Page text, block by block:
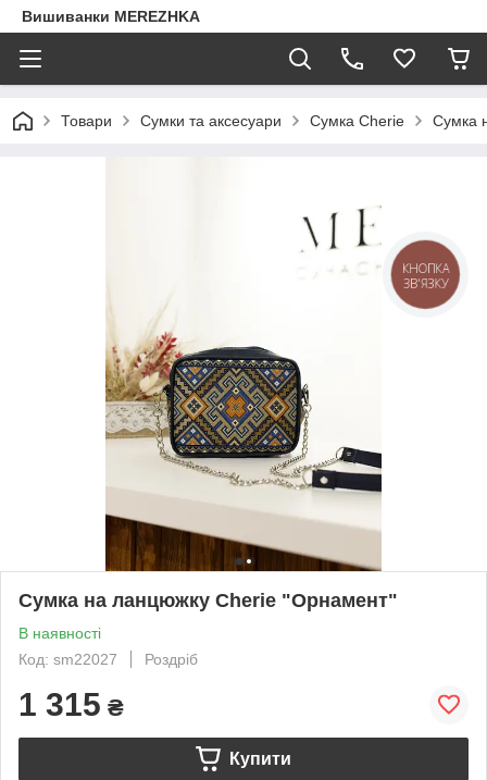
Вишиванки MEREZHKA
Товари Сумки та аксесуари Сумка Cherie Сумка
Сумка на ланцюжку Cherie "Орнамент"
В наявності
Код: sm22027
Роздріб
1 315 ₴
Купити
КНОПКА
ЗВ'ЯЗКУ